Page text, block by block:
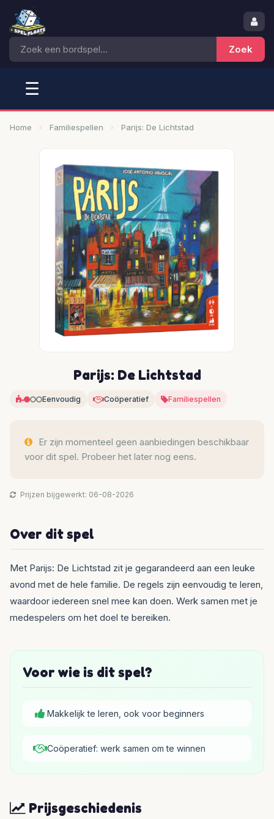
☰
Home Familiespellen Parijs: De Lichtstad
Parijs: De Lichtstad
Eenvoudig Coöperatief Familiespellen
Er zijn momenteel geen aanbiedingen beschikbaar
voor dit spel. Probeer het later nog eens.
Prijzen bijgewerkt: 06-08-2026
Over dit spel
Met Parijs: De Lichtstad zit je gegarandeerd aan een leuke
avond met de hele familie. De regels zijn eenvoudig te leren,
waardoor iedereen snel mee kan doen. Werk samen met je
medespelers om het doel te bereiken.
Voor wie is dit spel?
Makkelijk te leren, ook voor beginners
Coöperatief: werk samen om te winnen
Prijsgeschiedenis